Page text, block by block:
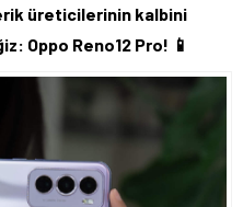
üreticilerinin kalbini
Oppo Reno12 Pro! 📱